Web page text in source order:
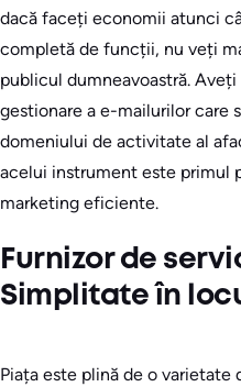
dacă faceți economii atunci
completă de funcții, nu veți
publicul dumneavoastră.
gestionare a e-mailurilor care
domeniului de activitate al
acelui instrument este primul
marketing eficiente.
Furnizor de
Simplitate în
Piața este plină de o